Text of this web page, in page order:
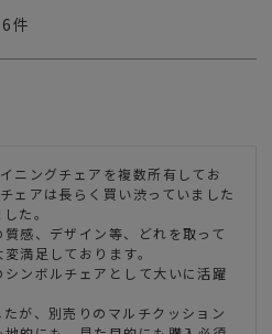
ニングチェアを複数所有してお
ェアは長らく買い渋っていました
た。
感、デザイン等、どれを取って
満足しております。
ンボルチェアとして大いに活躍
が、別売りのマルチクッション